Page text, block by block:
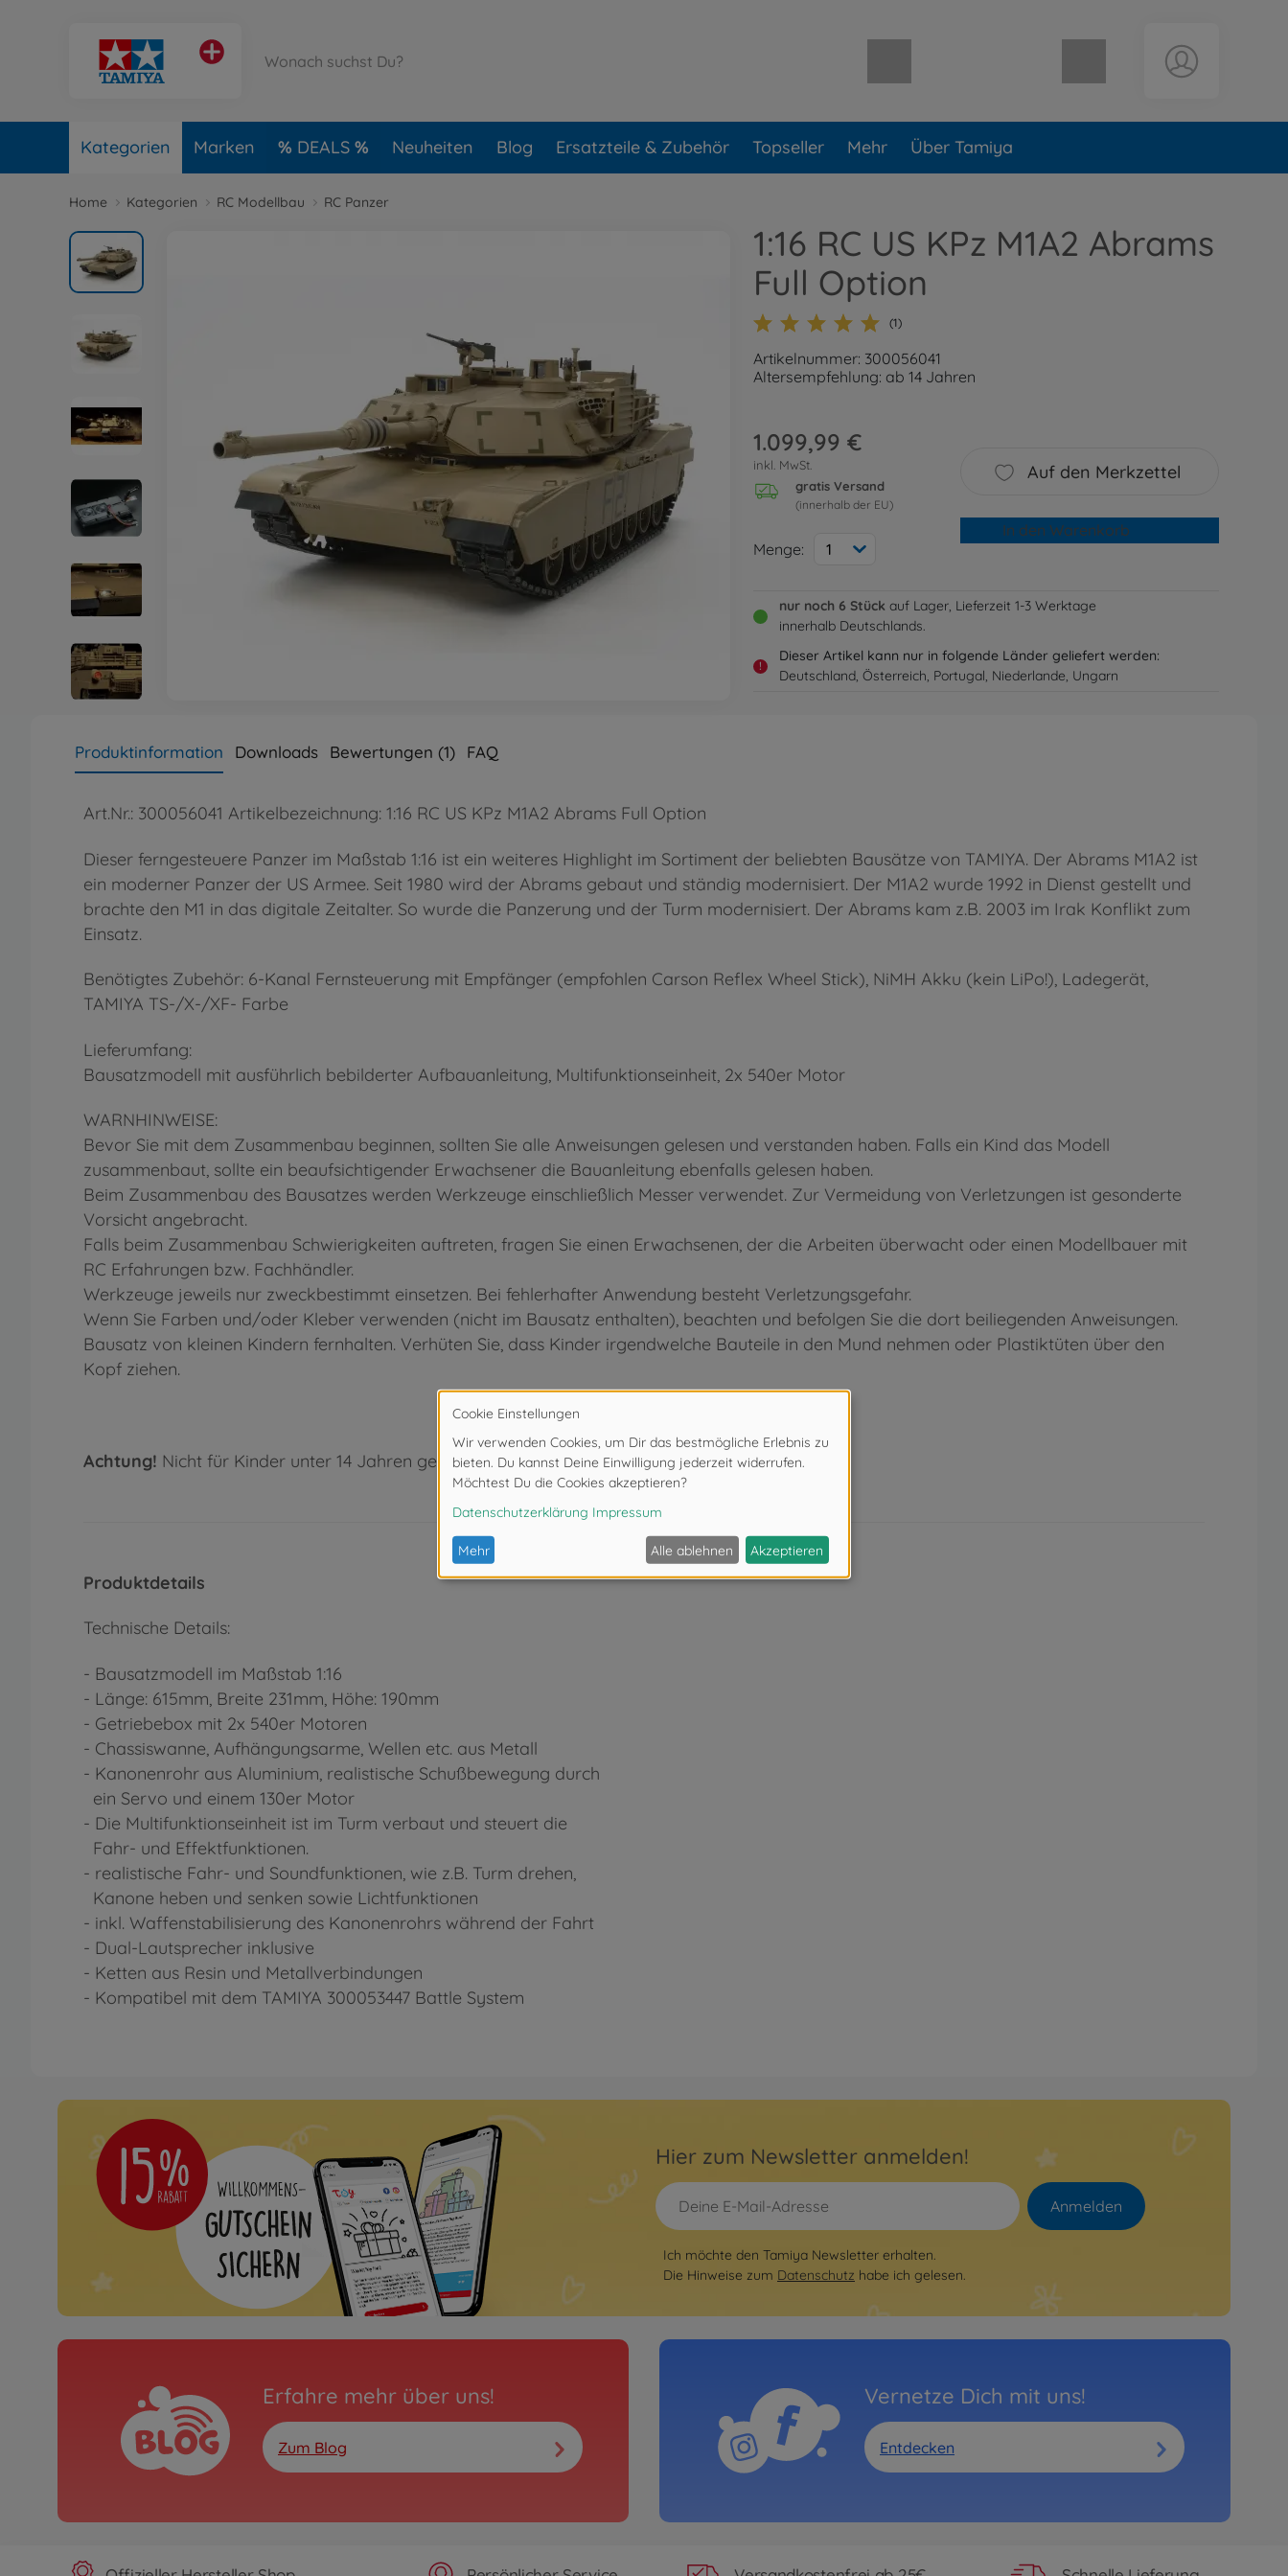
Warenkorb leer
Kategorien Marken DEALS Neuheiten Blog Ersatzteile & Zubehör Topseller Mehr Über Tamiya
Home Kategorien RC Modellbau RC Panzer
1:16 RC US KPz M1A2 Abrams
Full Option
(1)
Artikelnummer: 300056041
Altersempfehlung: ab 14 Jahren
1.099,99 €
inkl. MwSt.
gratis Versand
(innerhalb der EU)
Menge: 1
Auf den Merkzettel
In den Warenkorb
nur noch 6 Stück auf Lager, Lieferzeit 1-3 Werktage
innerhalb Deutschlands.
!
Dieser Artikel kann nur in folgende Länder geliefert werden:
Deutschland, Österreich, Portugal, Niederlande, Ungarn
Produktinformation Downloads Bewertungen (1) FAQ
Art.Nr.: 300056041 Artikelbezeichnung: 1:16 RC US KPz M1A2 Abrams Full Option
Dieser ferngesteuere Panzer im Maßstab 1:16 ist ein weiteres Highlight im Sortiment der beliebten Bausätze von TAMIYA. Der Abrams M1A2 ist
ein moderner Panzer der US Armee. Seit 1980 wird der Abrams gebaut und ständig modernisiert. Der M1A2 wurde 1992 in Dienst gestellt und
brachte den M1 in das digitale Zeitalter. So wurde die Panzerung und der Turm modernisiert. Der Abrams kam z.B. 2003 im Irak Konflikt zum
Einsatz.
Benötigtes Zubehör: 6-Kanal Fernsteuerung mit Empfänger (empfohlen Carson Reflex Wheel Stick), NiMH Akku (kein LiPo!), Ladegerät,
TAMIYA TS-/X-/XF- Farbe
Lieferumfang:
Bausatzmodell mit ausführlich bebilderter Aufbauanleitung, Multifunktionseinheit, 2x 540er Motor
WARNHINWEISE:
Bevor Sie mit dem Zusammenbau beginnen, sollten Sie alle Anweisungen gelesen und verstanden haben. Falls ein Kind das Modell
zusammenbaut, sollte ein beaufsichtigender Erwachsener die Bauanleitung ebenfalls gelesen haben.
Beim Zusammenbau des Bausatzes werden Werkzeuge einschließlich Messer verwendet. Zur Vermeidung von Verletzungen ist gesonderte
Vorsicht angebracht.
Falls beim Zusammenbau Schwierigkeiten auftreten, fragen Sie einen Erwachsenen, der die Arbeiten überwacht oder einen Modellbauer mit
RC Erfahrungen bzw. Fachhändler.
Werkzeuge jeweils nur zweckbestimmt einsetzen. Bei fehlerhafter Anwendung besteht Verletzungsgefahr.
Wenn Sie Farben und/oder Kleber verwenden (nicht im Bausatz enthalten), beachten und befolgen Sie die dort beiliegenden Anweisungen.
Bausatz von kleinen Kindern fernhalten. Verhüten Sie, dass Kinder irgendwelche Bauteile in den Mund nehmen oder Plastiktüten über den
Kopf ziehen.
Achtung! Nicht für Kinder unter 14 Jahren geeignet.
Produktdetails
Technische Details:
- Bausatzmodell im Maßstab 1:16
- Länge: 615mm, Breite 231mm, Höhe: 190mm
- Getriebebox mit 2x 540er Motoren
- Chassiswanne, Aufhängungsarme, Wellen etc. aus Metall
- Kanonenrohr aus Aluminium, realistische Schußbewegung durch
ein Servo und einem 130er Motor
- Die Multifunktionseinheit ist im Turm verbaut und steuert die
Fahr- und Effektfunktionen.
- realistische Fahr- und Soundfunktionen, wie z.B. Turm drehen,
Kanone heben und senken sowie Lichtfunktionen
- inkl. Waffenstabilisierung des Kanonenrohrs während der Fahrt
- Dual-Lautsprecher inklusive
- Ketten aus Resin und Metallverbindungen
- Kompatibel mit dem TAMIYA 300053447 Battle System
Hier zum Newsletter anmelden!
Anmelden
Ich möchte den Tamiya Newsletter erhalten.
Die Hinweise zum Datenschutz habe ich gelesen.
Erfahre mehr über uns!
Zum Blog
Vernetze Dich mit uns!
Entdecken